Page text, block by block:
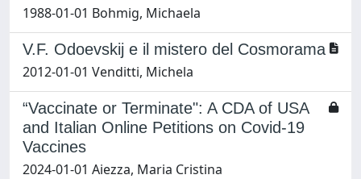
1988-01-01 Bohmig, Michaela
V.F. Odoevskij e il mistero del Cosmorama
2012-01-01 Venditti, Michela
“Vaccinate or Terminate": A CDA of USA
and Italian Online Petitions on Covid-19
Vaccines
2024-01-01 Aiezza, Maria Cristina